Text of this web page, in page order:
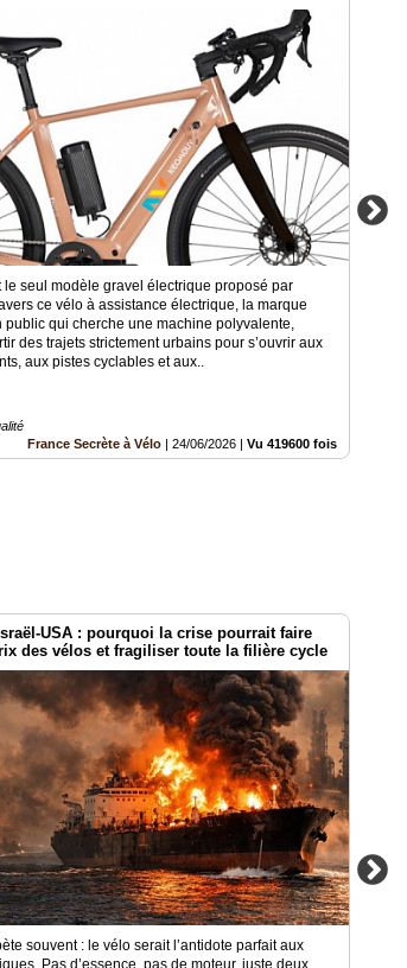
le seul modèle gravel électrique proposé par
ce vélo à assistance électrique, la marque
public qui cherche une machine polyvalente,
des trajets strictement urbains pour s’ouvrir aux
aux pistes cyclables et aux..
France Secrète à Vélo | 24/06/2026 | Vu 419600 fois
USA : pourquoi la crise pourrait faire
des vélos et fragiliser toute la filière cycle
souvent : le vélo serait l’antidote parfait aux